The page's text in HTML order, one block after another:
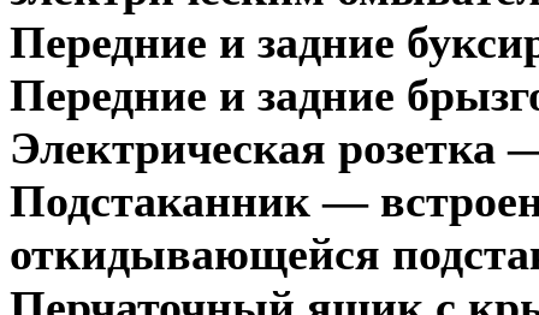
Передние и задние
Передние и задние
Электрическая розетка
Подстаканник —
откидывающейся